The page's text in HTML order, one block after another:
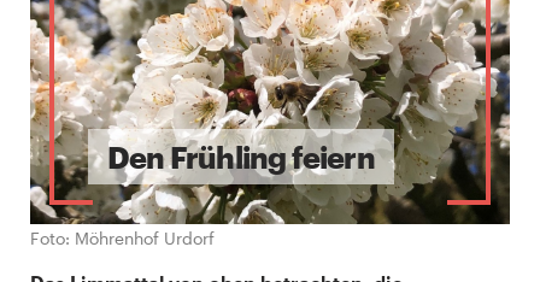
Den Frühling feiern
Foto: Möhrenhof Urdorf